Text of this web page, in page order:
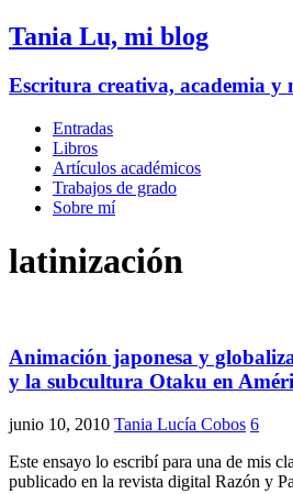
Tania Lu, mi blog
Escritura creativa, academia y
Entradas
Libros
Artículos académicos
Trabajos de grado
Sobre mí
latinización
Animación japonesa y
y la subcultura Otaku en
junio 10, 2010 Tania Lucía Cobos 6
Este ensayo lo escribí para una de mis
publicado en la revista digital Razón y